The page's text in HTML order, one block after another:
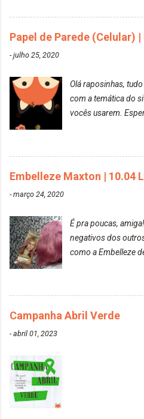
DekapColor. Adorei
DekapColor "Minha
não conhece, o
Papel de Parede (Celular) |
-julho 25, 2020
Olá raposinhas,
com a temática do
vocês usarem.
Embelleze Maxton | 10.04
-março 24, 2020
É pra poucas,
negativos dos
como a Embelleze
vip Maxton
10.04. Após 30
da tintura no banho
Campanha Abril Verde
-abril 01, 2023